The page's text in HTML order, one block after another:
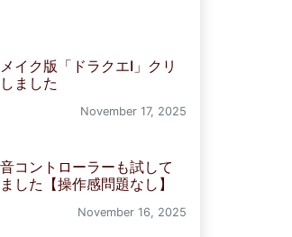
イク版「ドラクエI」クリ
ました
November 17, 2025
コントローラーも試して
した【操作感問題なし】
November 16, 2025